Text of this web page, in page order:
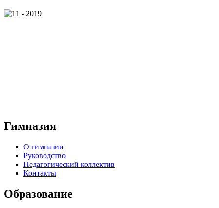
Гимназия
О гимназии
Руководство
Педагогический коллектив
Контакты
Образование